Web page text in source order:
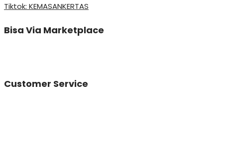
Tiktok: KEMASANKERTAS
Bisa Via Marketplace
Customer Service